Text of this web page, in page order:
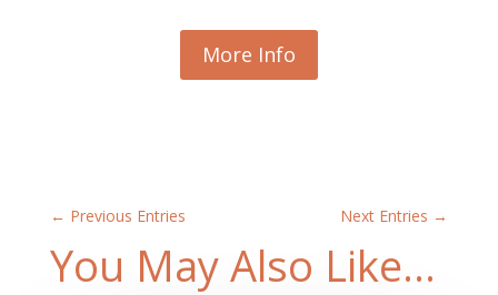
More Info
← Previous Entries Next Entries →
You May Also Like…